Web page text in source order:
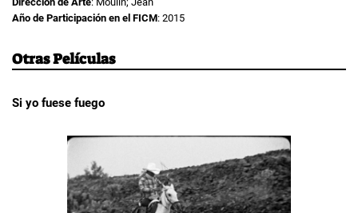
Año de Participación en el FICM: 2015
Otras Películas
Si yo fuese fuego